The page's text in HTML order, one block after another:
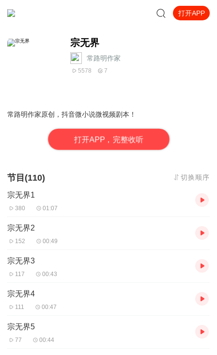
打开APP
宗无界
常路明作家
5578 7
常路明作家原创，抖音微小说微视频剧本！
打开APP，完整收听
节目(110) 切换顺序
宗无界1
380 01:07
宗无界2
152 00:49
宗无界3
117 00:43
宗无界4
111 00:47
宗无界5
77 00:44